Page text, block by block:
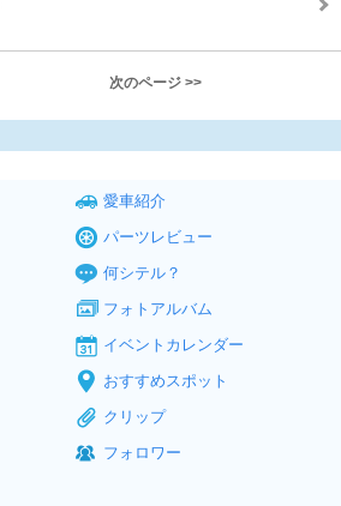
次のページ >>
愛車紹介
パーツレビュー
何シテル？
フォトアルバム
イベントカレンダー
おすすめスポット
クリップ
フォロワー